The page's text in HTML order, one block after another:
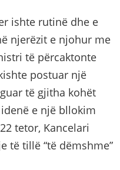
ishte rutinë dhe e
njerëzit e njohur me
të përcaktonte
postuar një
të gjitha kohët
e një bllokim
tetor, Kancelari
të tillë “të dëmshme”